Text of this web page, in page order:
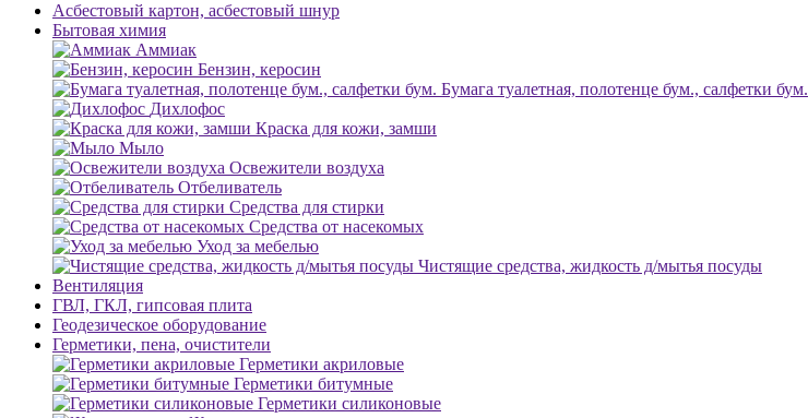
Асбестовый картон, асбестовый шнур
Бытовая химия
Аммиак
Бензин, керосин
Бумага туалетная, полотенце бум., салфетки бум.
Дихлофос
Краска для кожи, замши
Мыло
Освежители воздуха
Отбеливатель
Средства для стирки
Средства от насекомых
Уход за мебелью
Чистящие средства, жидкость д/мытья посуды
Вентиляция
ГВЛ, ГКЛ, гипсовая плита
Геодезическое оборудование
Герметики, пена, очистители
Герметики акриловые
Герметики битумные
Герметики силиконовые